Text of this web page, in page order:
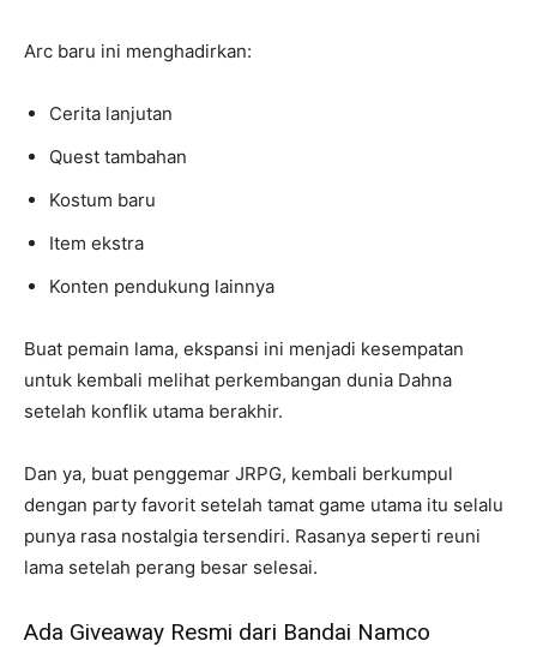
Arc baru ini menghadirkan:
Cerita lanjutan
Quest tambahan
Kostum baru
Item ekstra
Konten pendukung lainnya
Buat pemain lama, ekspansi ini menjadi kesempatan
untuk kembali melihat perkembangan dunia Dahna
setelah konflik utama berakhir.
Dan ya, buat penggemar JRPG, kembali berkumpul
dengan party favorit setelah tamat game utama itu selalu
punya rasa nostalgia tersendiri. Rasanya seperti reuni
lama setelah perang besar selesai.
Ada Giveaway Resmi dari Bandai Namco